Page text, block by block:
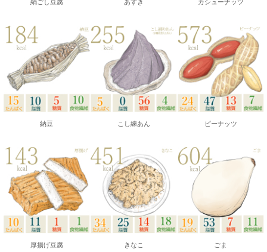
絹ごし豆腐
納豆
厚揚げ豆腐
あずき
こし練あん
きなこ
カシューナッツ
ピーナッツ
ごま